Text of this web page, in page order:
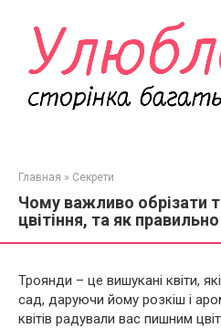
контенту
Главная » Секрети
Чому важливо обрізати
цвітіння, та як
Троянди – це вишукані квіти,
сад, даруючи йому розкіш і
квітів радували вас пишним